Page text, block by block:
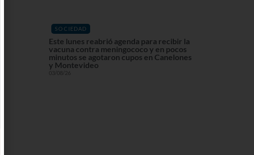
SOCIEDAD
Este lunes reabrió agenda para recibir la
vacuna contra meningococo y en pocos
minutos se agotaron cupos en Canelones
y Montevideo
03/08/26